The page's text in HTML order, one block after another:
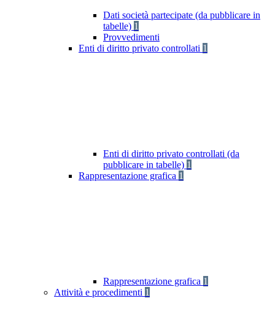
Dati società partecipate (da pubblicare in
tabelle) 1
Provvedimenti
Enti di diritto privato controllati 1
Enti di diritto privato controllati (da
pubblicare in tabelle) 1
Rappresentazione grafica 1
Rappresentazione grafica 1
Attività e procedimenti 1